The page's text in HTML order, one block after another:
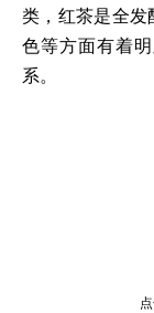
类，红茶是全发
色等方面有着
系。